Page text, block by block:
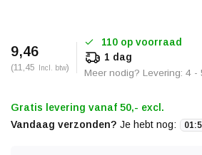
9,46
(11,45 Incl. btw)
110 op voorraad
1 dag
Meer nodig? Levering: 4 -
Gratis levering vanaf 50,- excl.
Vandaag verzonden? Je hebt nog: 01: